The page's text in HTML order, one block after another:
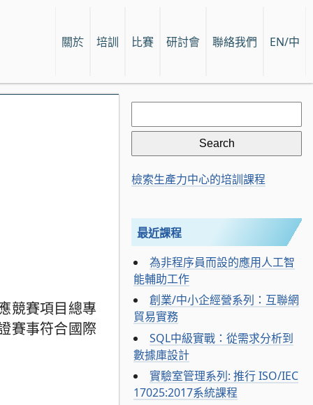
關於 培訓 比賽 研討會 聯絡我們 EN/中
競賽項目總專
賽事符合國際
Search
for:
檢索生產力中心的培訓課程
最近課程
為非程序員而設的應用人工智
能輔助工作
創業/中小企經營系列：互聯網
貿易實務
SQL中級實戰：從需求分析到
數據庫設計
實驗室管理系列: 推行 ISO/IEC
17025:2017系統課程